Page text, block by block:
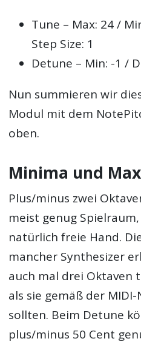
Tune – Max: 24 /
Step Size: 1
Detune – Min: -1 /
Nun summieren wir
Modul mit dem
oben.
Minima und
Plus/minus zwei
meist genug
natürlich freie Hand.
mancher Synthesizer
auch mal drei Oktaven
als sie gemäß der
sollten. Beim Detune
plus/minus 50 Cent